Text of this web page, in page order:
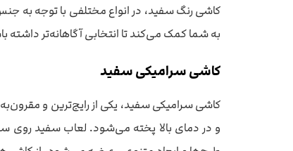
کاشی رنگ سفید، در انواع مختلفی با توجه به
به شما کمک می‌کند تا انتخابی آگاهانه‌تر داشته
کاشی سرامیکی سفید
کاشی سرامیکی سفید، یکی از رایج‌ترین و
و در دمای بالا پخته می‌شود. لعاب سفید روی